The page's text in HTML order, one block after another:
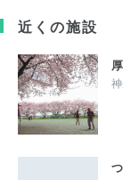
近くの施設